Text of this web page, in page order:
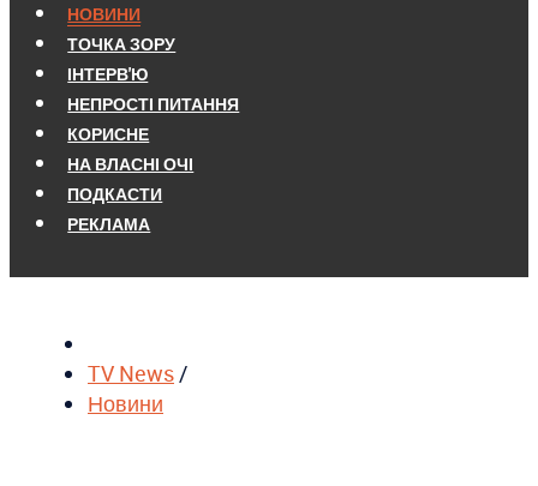
НОВИНИ
ТОЧКА ЗОРУ
ІНТЕРВ'Ю
НЕПРОСТІ ПИТАННЯ
КОРИСНЕ
НА ВЛАСНІ ОЧІ
ПОДКАСТИ
РЕКЛАМА
TV News/
Новини